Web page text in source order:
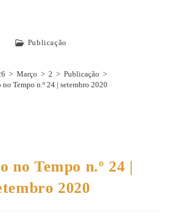
Publicação
> Março > 2 > Publicação >
Tempo n.º 24 | setembro 2020
no Tempo n.º 24 |
2020